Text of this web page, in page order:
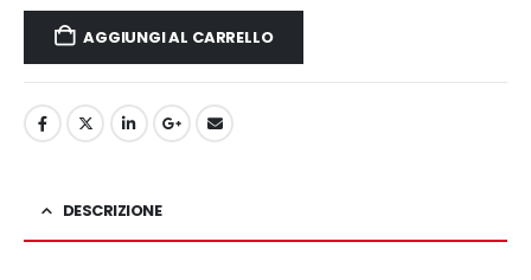
AGGIUNGI AL CARRELLO
DESCRIZIONE